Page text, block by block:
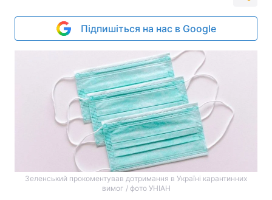
Підпишіться на нас в Google
Зеленський прокоментував дотримання в Україні карантинних
вимог / фото УНІАН